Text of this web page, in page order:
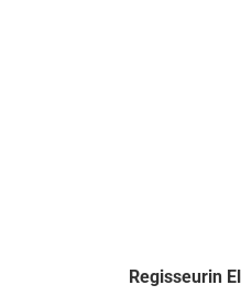
Regisseurin